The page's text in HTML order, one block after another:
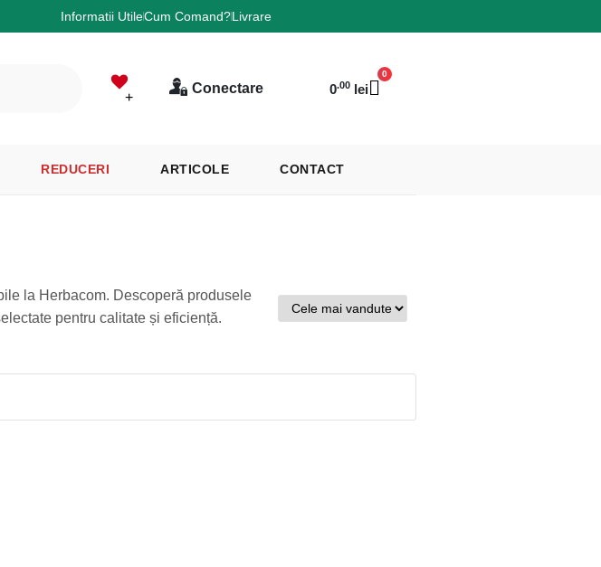
Informatii UtileCum Comand?Livrare
+
Conectare 0.00 lei
0
REDUCERI ARTICOLE CONTACT
la Herbacom. Descoperă produsele
pentru calitate și eficiență.